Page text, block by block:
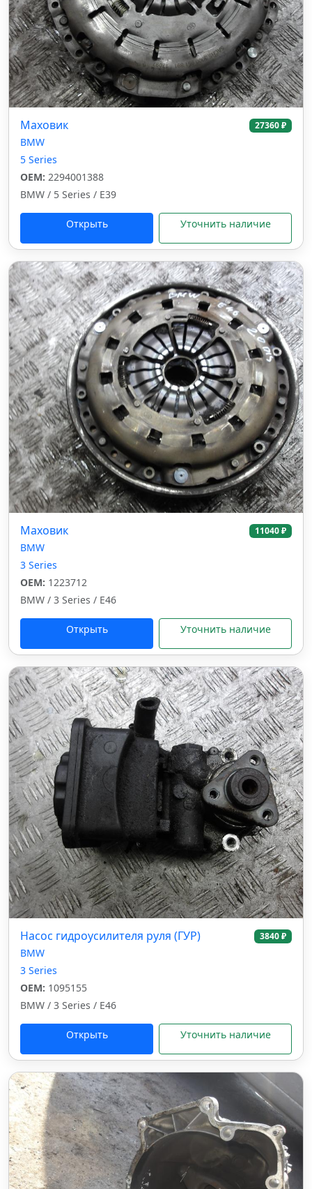
Маховик 27360 ₽
BMW
5 Series
OEM: 2294001388
BMW / 5 Series / E39
Открыть Уточнить наличие
Маховик 11040 ₽
BMW
3 Series
OEM: 1223712
BMW / 3 Series / E46
Открыть Уточнить наличие
Насос гидроусилителя руля (ГУР) 3840 ₽
BMW
3 Series
OEM: 1095155
BMW / 3 Series / E46
Открыть Уточнить наличие